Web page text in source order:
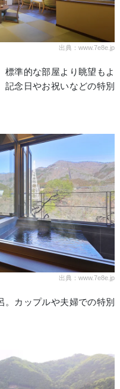
出典：www.7e8e.jp
標準的な部屋より眺望もよ
記念日やお祝いなどの特別
出典：www.7e8e.jp
カップルや夫婦での特別